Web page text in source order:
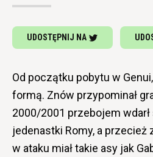
UDOSTĘPNIJ NA
Od początku pobytu w
formą. Znów przypominał
2000/2001 przebojem
jedenastki Romy, a przecież
w ataku miał takie asy jak